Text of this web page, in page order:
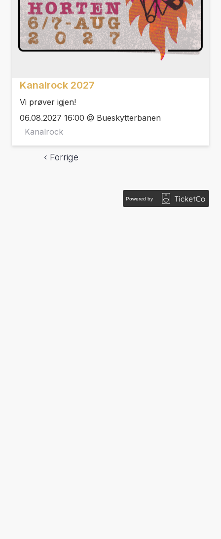
Kanalrock 2027
Vi prøver igjen!
06.08.2027 16:00 @ Bueskytterbanen
Kanalrock
‹ Forrige
Powered by